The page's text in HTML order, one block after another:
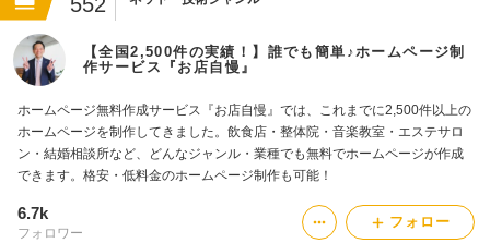
【全国2,500件の実績！】誰でも簡単♪ホームページ制
作サービス『お店自慢』
ホームページ無料作成サービス『お店自慢』では、これまでに2,500件以上の
ホームページを制作してきました。飲食店・整体院・音楽教室・エステサロ
ン・結婚相談所など、どんなジャンル・業種でも無料でホームページが作成
できます。格安・低料金のホームページ制作も可能！
6.7k
フォロワー
フォロー